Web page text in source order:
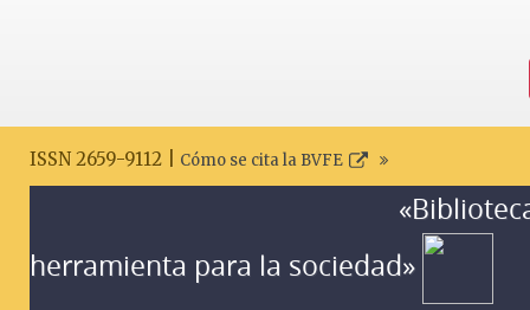
ISSN 2659-9112 | Cómo se cita la BVFE
herramienta para la sociedad»